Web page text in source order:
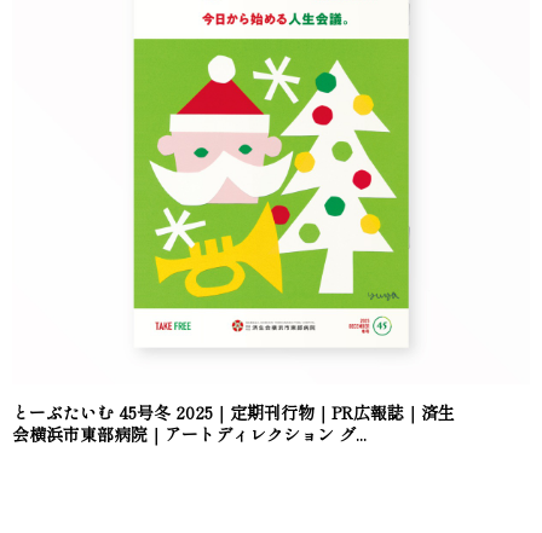
とーぶたいむ 45号冬 2025｜定期刊行物｜PR広報誌｜済生
会横浜市東部病院｜アートディレクション グ...